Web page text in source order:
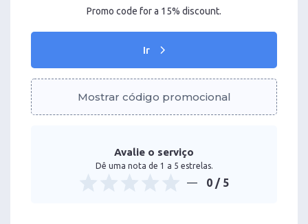
Promo code for a 15% discount.
Ir
Mostrar código promocional
Avalie o serviço
Dê uma nota de 1 a 5 estrelas.
0 / 5